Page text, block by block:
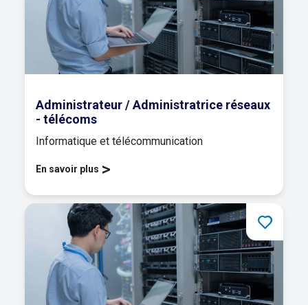
Administrateur / Administratrice réseaux
- télécoms
Informatique et télécommunication
En savoir plus >